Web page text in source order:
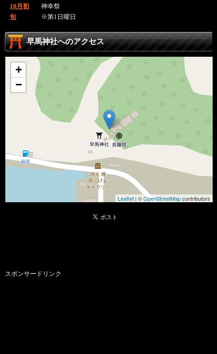
10月初
旬
神幸祭
※第1日曜日
早馬神社へのアクセス
+
−
Leaflet | ©OpenStreetMapcontributors
スポンサードリンク